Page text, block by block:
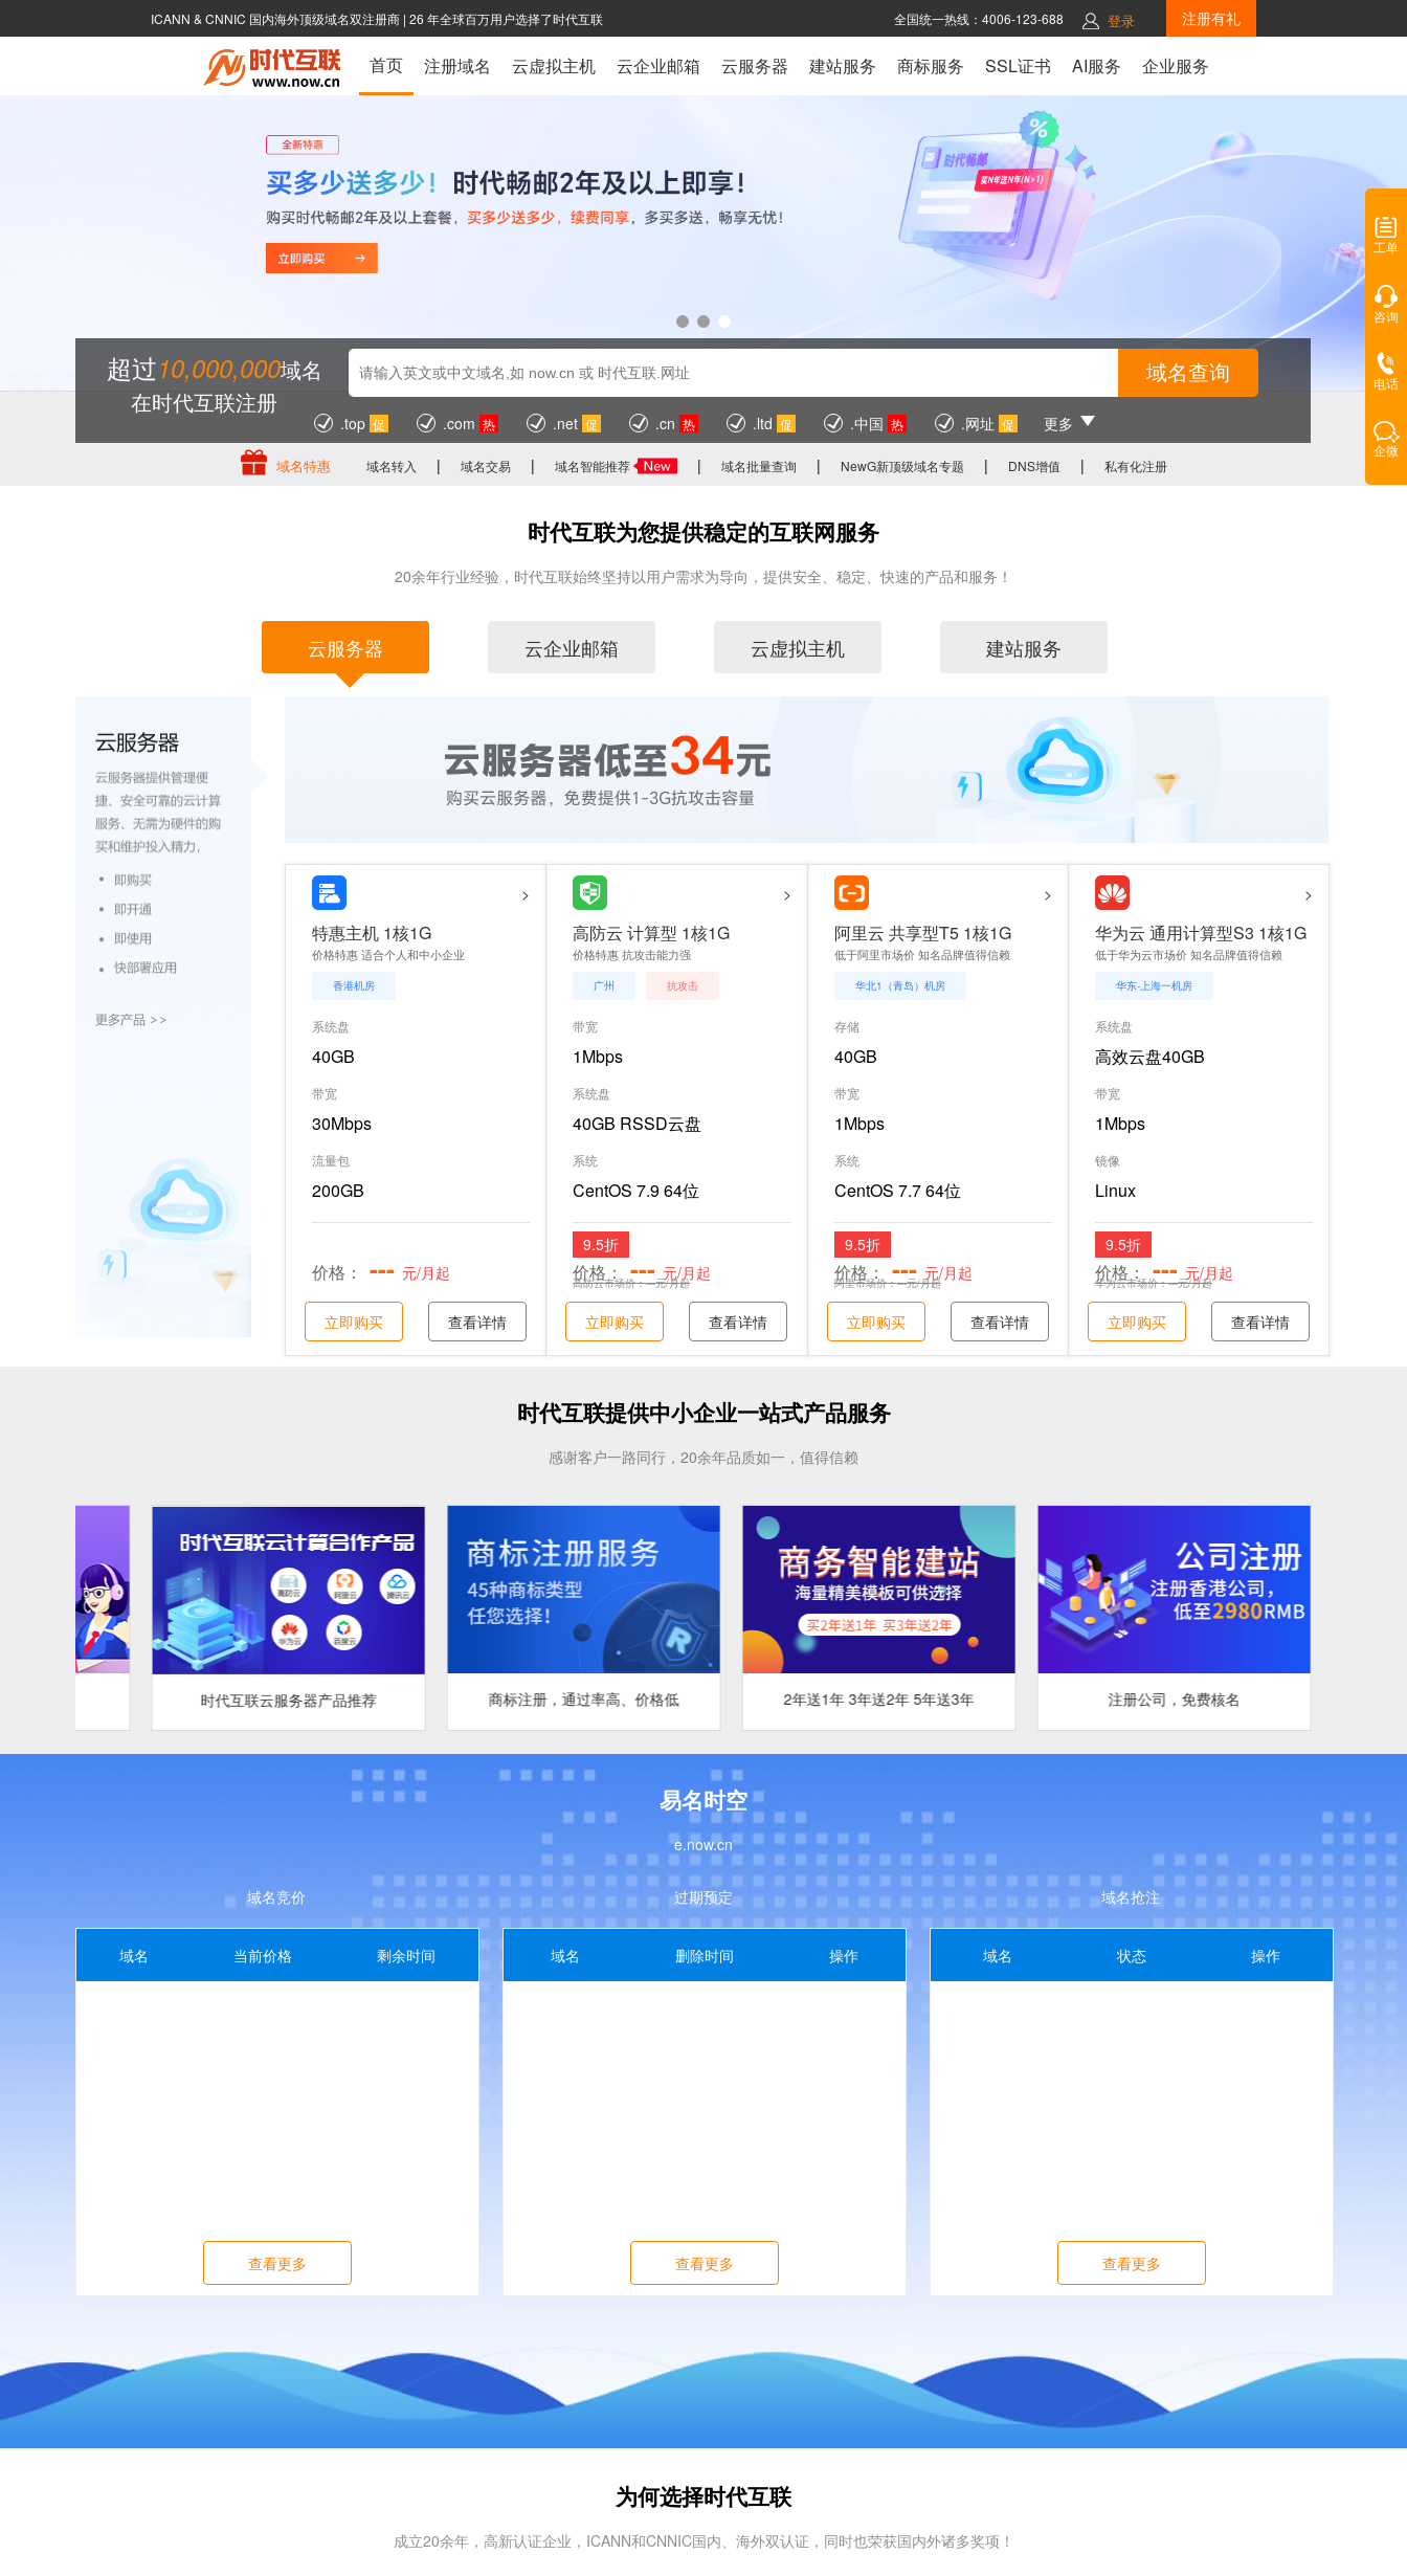
ICANN & CNNIC 国内海外顶级域名双注册商 | 26 年全球百万用户选择了时代互联 全国统一热线：4006-123-688 登录 注册有礼
首页 注册域名 云虚拟主机 云企业邮箱 云服务器 建站服务 商标服务 SSL证书 AI服务 企业服务
超过10,000,000域名
在时代互联注册
.top 促 .com 热 .net 促 .cn 热 .ltd 促 .中国 热 .网址 促 更多
域名特惠 域名转入 | 域名交易 | 域名智能推荐 | 域名批量查询 | NewG新顶级域名专题 | DNS增值 | 私有化注册
时代互联为您提供稳定的互联网服务
20余年行业经验，时代互联始终坚持以用户需求为导向，提供安全、稳定、快速的产品和服务！
云服务器
>
特惠主机 1核1G
价格特惠 适合个人和中小企业
香港机房
系统盘
40GB
带宽
30Mbps
流量包
200GB
价格： --- 元/月起
立即购买 查看详情
>
高防云 计算型 1核1G
价格特惠 抗攻击能力强
广州 抗攻击
带宽
1Mbps
系统盘
40GB RSSD云盘
系统
CentOS 7.9 64位
9.5折
价格： --- 元/月起
高防云市场价：---元/月起
立即购买 查看详情
>
阿里云 共享型T5 1核1G
低于阿里市场价 知名品牌值得信赖
华北1（青岛）机房
存储
40GB
带宽
1Mbps
系统
CentOS 7.7 64位
9.5折
价格： --- 元/月起
阿里市场价：---元/月起
立即购买 查看详情
>
华为云 通用计算型S3 1核1G
低于华为云市场价 知名品牌值得信赖
华东-上海一机房
系统盘
高效云盘40GB
带宽
1Mbps
镜像
Linux
9.5折
价格： --- 元/月起
华为云市场价：---元/月起
立即购买 查看详情
云企业邮箱 云虚拟主机 建站服务
时代互联提供中小企业一站式产品服务
感谢客户一路同行，20余年品质如一，值得信赖
时代互联云服务器产品推荐 商标注册，通过率高、价格低 2年送1年 3年送2年 5年送3年 注册公司，免费核名
易名时空
e.now.cn
域名竞价
域名 当前价格 剩余时间
查看更多
过期预定
域名 删除时间 操作
查看更多
域名抢注
域名 状态 操作
查看更多
为何选择时代互联
成立20余年，高新认证企业，ICANN和CNNIC国内、海外双认证，同时也荣获国内外诸多奖项！
工单
咨询
电话
企微